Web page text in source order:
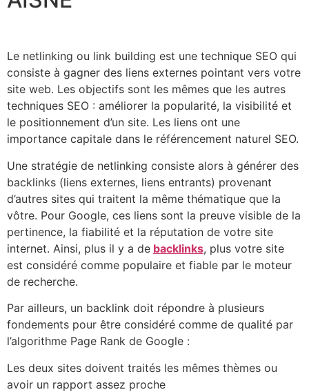
Le netlinking ou link building est une technique SEO qui
consiste à gagner des liens externes pointant vers votre
site web. Les objectifs sont les mêmes que les autres
techniques SEO : améliorer la popularité, la visibilité et
le positionnement d’un site. Les liens ont une
importance capitale dans le référencement naturel SEO.
Une stratégie de netlinking consiste alors à générer des
backlinks (liens externes, liens entrants) provenant
d’autres sites qui traitent la même thématique que la
vôtre. Pour Google, ces liens sont la preuve visible de la
pertinence, la fiabilité et la réputation de votre site
internet. Ainsi, plus il y a de backlinks, plus votre site
est considéré comme populaire et fiable par le moteur
de recherche.
Par ailleurs, un backlink doit répondre à plusieurs
fondements pour être considéré comme de qualité par
l’algorithme Page Rank de Google :
Les deux sites doivent traités les mêmes thèmes ou
avoir un rapport assez proche